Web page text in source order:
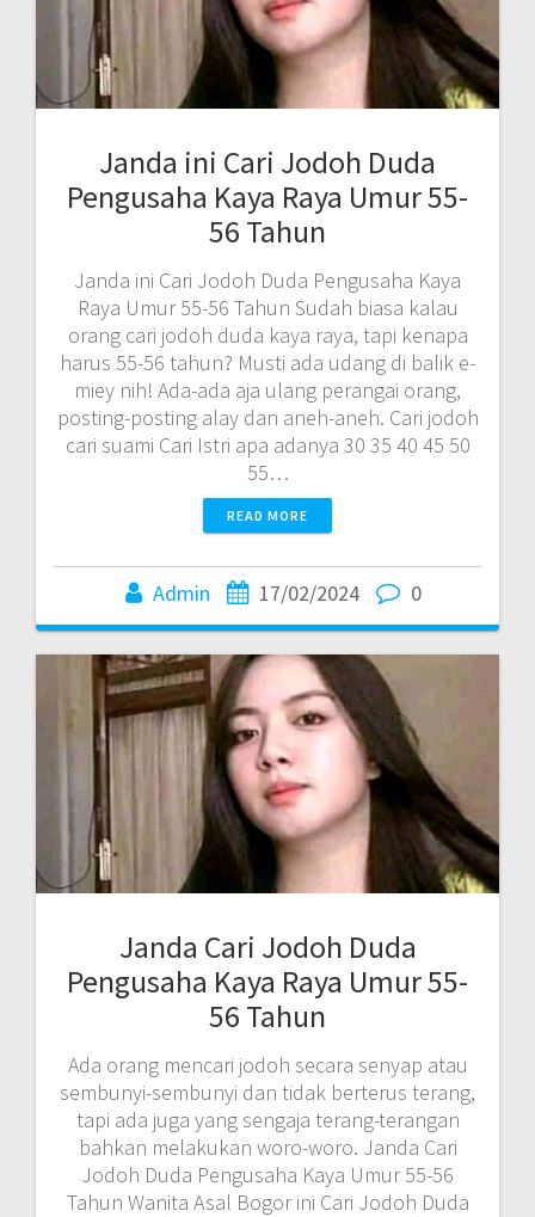
Janda ini Cari Jodoh Duda
Pengusaha Kaya Raya Umur 55-
56 Tahun
Janda ini Cari Jodoh Duda Pengusaha Kaya
Raya Umur 55-56 Tahun Sudah biasa kalau
orang cari jodoh duda kaya raya, tapi kenapa
harus 55-56 tahun? Musti ada udang di balik e-
miey nih! Ada-ada aja ulang perangai orang,
posting-posting alay dan aneh-aneh. Cari jodoh
cari suami Cari Istri apa adanya 30 35 40 45 50
55…
READ MORE
Admin 17/02/2024 0
Janda Cari Jodoh Duda
Pengusaha Kaya Raya Umur 55-
56 Tahun
Ada orang mencari jodoh secara senyap atau
sembunyi-sembunyi dan tidak berterus terang,
tapi ada juga yang sengaja terang-terangan
bahkan melakukan woro-woro. Janda Cari
Jodoh Duda Pengusaha Kaya Umur 55-56
Tahun Wanita Asal Bogor ini Cari Jodoh Duda